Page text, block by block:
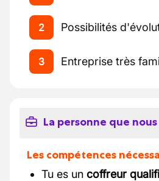
2 Possibilités
3 Entreprise très
La personne que
Les compétences
Tu es un coffreur